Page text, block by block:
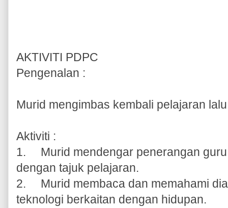
AKTIVITI PDPC
Pengenalan :
Murid mengimbas kembali pelajaran
Aktiviti :
1.
Murid mendengar penerangan
dengan tajuk pelajaran.
2.
Murid membaca dan memahami
teknologi berkaitan dengan hidupan.